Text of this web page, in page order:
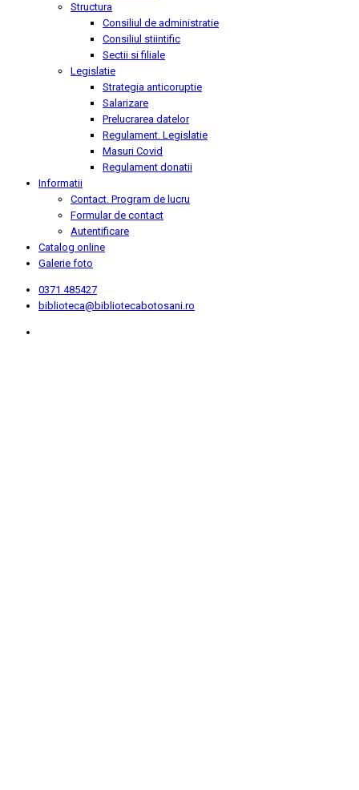
Structura
Consiliul de administratie
Consiliul stiintific
Sectii si filiale
Legislatie
Strategia anticoruptie
Salarizare
Prelucrarea datelor
Regulament. Legislatie
Masuri Covid
Regulament donatii
Informatii
Contact. Program de lucru
Formular de contact
Autentificare
Catalog online
Galerie foto
0371 485427
biblioteca@bibliotecabotosani.ro